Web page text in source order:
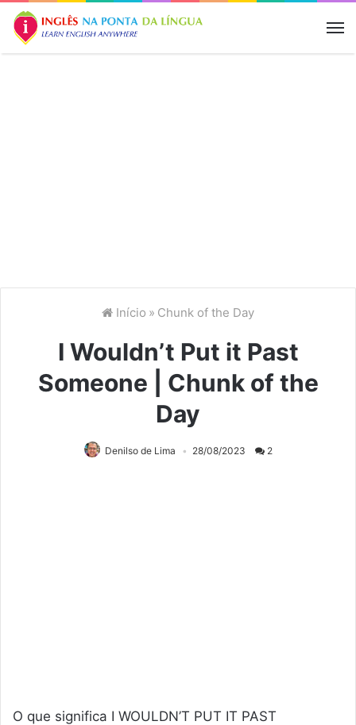
Início » Chunk of the Day
I Wouldn’t Put it Past
Someone | Chunk of the
Day
Denilso de Lima 28/08/2023 2
O que significa I WOULDN’T PUT IT PAST